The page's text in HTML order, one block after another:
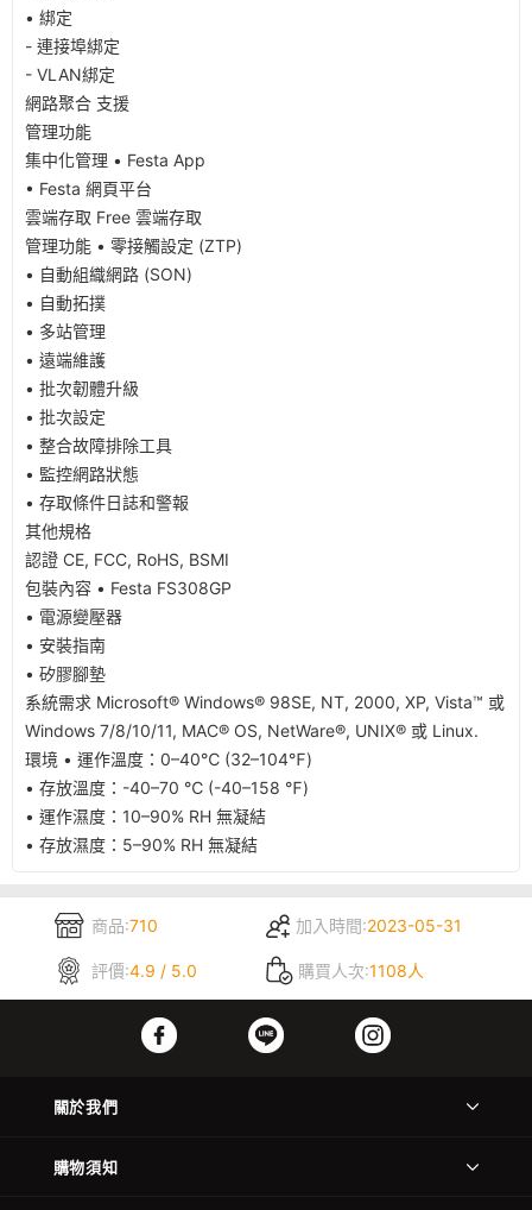
• 綁定
- 連接埠綁定
- VLAN綁定
網路聚合 支援
管理功能
集中化管理 • Festa App
• Festa 網頁平台
雲端存取 Free 雲端存取
管理功能 • 零接觸設定 (ZTP)
• 自動組織網路 (SON)
• 自動拓撲
• 多站管理
• 遠端維護
• 批次韌體升級
• 批次設定
• 整合故障排除工具
• 監控網路狀態
• 存取條件日誌和警報
其他規格
認證 CE, FCC, RoHS, BSMI
包裝內容 • Festa FS308GP
• 電源變壓器
• 安裝指南
• 矽膠腳墊
系統需求 Microsoft® Windows® 98SE, NT, 2000, XP, Vista™ 或
Windows 7/8/10/11, MAC® OS, NetWare®, UNIX® 或 Linux.
環境 • 運作溫度：0–40℃ (32–104℉)
• 存放溫度：-40–70 ℃ (-40–158 ℉)
• 運作濕度：10–90% RH 無凝結
• 存放濕度：5–90% RH 無凝結
商品:710 加入時間:2023-05-31
評價:4.9 / 5.0 購買人次:1108人
關於我們
購物須知